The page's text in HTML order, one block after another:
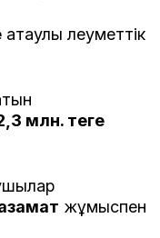
атаулы әлеуметтік
млн. теңге
жұмыспен